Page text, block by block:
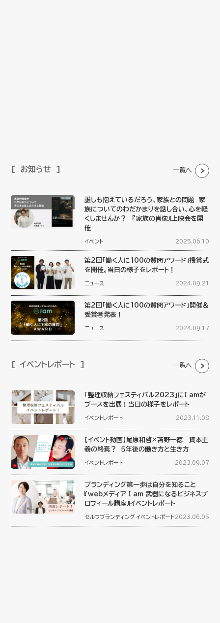
お知らせ 一覧へ
誰しも抱えているだろう、家族との問題 家
族についてのわだかまりを話し合い、心を軽
くしませんか？ 『家族の肖像』上映会を開
催
イベント 2025.06.10
第2回「働く人に100の質問アワード」授賞式
を開催。当日の様子をレポート！
ニュース 2024.09.21
第2回「働く人に100の質問アワード」開催＆
受賞者発表！
ニュース 2024.09.17
イベントレポート 一覧へ
「整理収納フェスティバル2023」にI amが
ブースを出展！当日の様子をレポート
イベントレポート 2023.11.08
【イベント動画】尾原和啓×苫野一徳 資本主
義の終焉？ ５年後の働き方と生き方
イベントレポート 2023.09.07
ブランディング第一歩は自分を知ること
『webメディア I am 武器になるビジネスプ
ロフィール講座』イベントレポート
セルフブランディング イベントレポート 2023.06.05